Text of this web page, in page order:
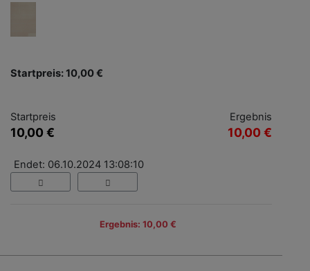
Startpreis: 10,00 €
Startpreis
10,00 €
Ergebnis
10,00 €
Endet: 06.10.2024 13:08:10
Ergebnis: 10,00 €